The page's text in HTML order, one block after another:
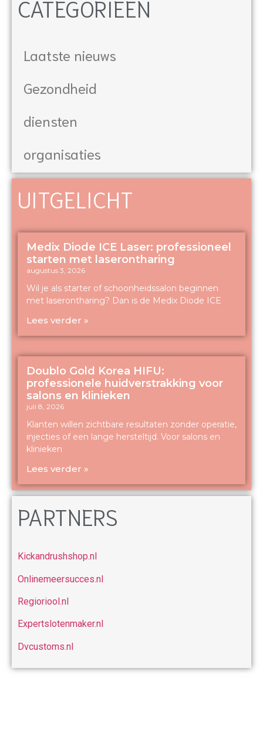
CATEGORIEËN
Laatste nieuws
Gezondheid
diensten
organisaties
UITGELICHT
Medix Diode ICE Laser: professioneel
starten met laserontharing
augustus 3, 2026
Wil je als starter of schoonheidssalon beginnen
met laserontharing? Dan is de Medix Diode ICE
Lees verder »
Doublo Gold Korea HIFU:
professionele huidverstrakking voor
salons en klinieken
juli 8, 2026
Klanten willen zichtbare resultaten zonder operatie,
injecties of een lange hersteltijd. Voor salons en
klinieken
Lees verder »
PARTNERS
Kickandrushshop.nl
Onlinemeersucces.nl
Regioriool.nl
Expertslotenmaker.nl
Dvcustoms.nl